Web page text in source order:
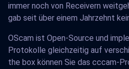
immer noch von Receivern
gab seit über einem Jahrzehnt
OScam ist Open-Source und
Protokolle gleichzeitig auf
the box können Sie das cccam-